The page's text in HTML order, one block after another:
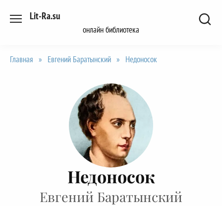
Lit-Ra.su
онлайн библиотека
Главная » Евгений Баратынский » Недоносок
Недоносок
Евгений Баратынский